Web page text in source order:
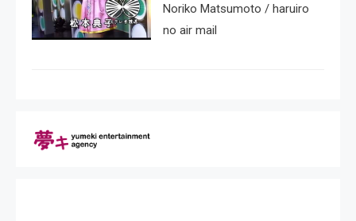
Noriko Matsumoto / haruiro
no air mail